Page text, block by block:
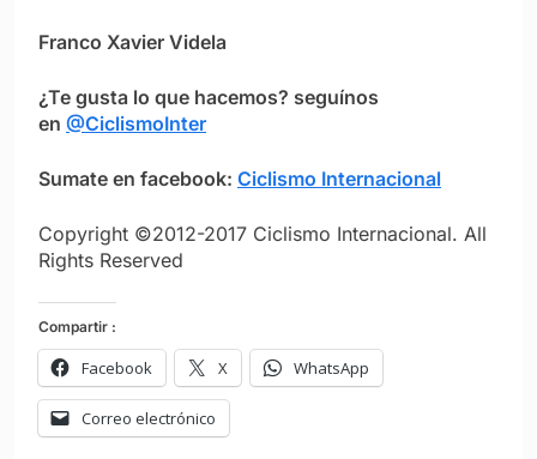
Franco Xavier Videla
¿Te gusta lo que hacemos? seguínos
en @CiclismoInter
Sumate en facebook: Ciclismo Internacional
Copyright ©2012-2017 Ciclismo Internacional. All
Rights Reserved
Compartir :
Facebook X WhatsApp
Correo electrónico